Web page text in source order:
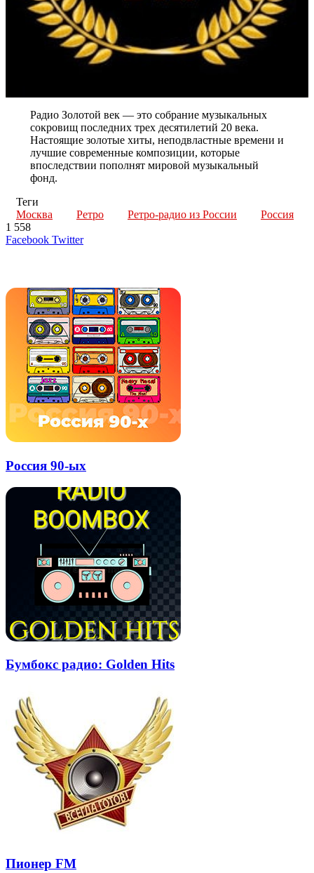
Радио Золотой век — это собрание музыкальных
сокровищ последних трех десятилетий 20 века.
Настоящие золотые хиты, неподвластные времени и
лучшие современные композиции, которые
впоследствии пополнят мировой музыкальный
фонд.
Теги
Москва
Ретро Ретро-радио из России
Россия
1 558
Facebook TwitterLinkedIn
Tumblr
Reddit
Вконтакте
Одноклассники
Skype
Messenger
Messenger
WhatsApp
Telegram
Viber
Line
Поделиться
Печатать
Россия 90-ых
Бумбокс радио: Golden Hits
Пионер FM